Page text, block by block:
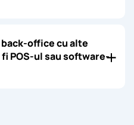
office cu alte
POS-ul sau software-